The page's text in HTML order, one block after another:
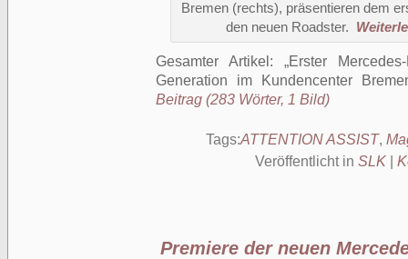
Bremen (rechts), präsentieren dem
den neuen Roadster.
Gesamter Artikel:
Erster
Generation im Kundencenter
Beitrag (283 Wörter, 1 Bild)
Tags:ATTENTION ASSIST,
Veröffentlicht in SLK
Premiere der neuen